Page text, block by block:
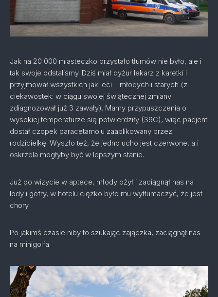
Jak na 20 000 miasteczko przystało tłumów nie było, ale i
tak swoje odstaliśmy. Dziś miał dyżur lekarz z karetki i
przyjmował wszystkich jak leci – młodych i starych (z
ciekawostek: w ciągu swojej świątecznej zmiany
zdiagnozował już 3 zawały). Mamy przypuszczenia o
wysokiej temperaturze się potwierdziły (39C), więc pacjent
dostał czopek paracetamolu zaaplikowany przez
rodzicielkę. Wyszło też, że jedno ucho jest czerwone, a i
oskrzela mogłyby być w lepszym stanie.
Już po wizycie w aptece, młody ożył i zaciągnął nas na
lody i gofry, w hotelu ciężko było mu wytłumaczyć, że jest
chory.
Po jakimś czasie niby to szukając zajączka, zaciągnął nas
na minigolfa.